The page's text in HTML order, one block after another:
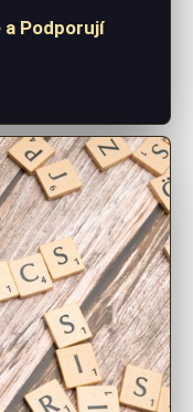
a Podporují